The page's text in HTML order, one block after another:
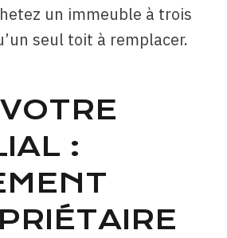
un immeuble à trois
seul toit à remplacer.
: